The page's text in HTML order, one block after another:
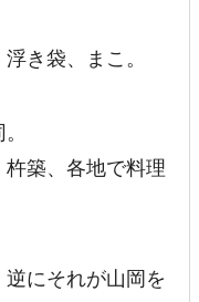
き袋、まこ。
築、各地で料理
にそれが山岡を